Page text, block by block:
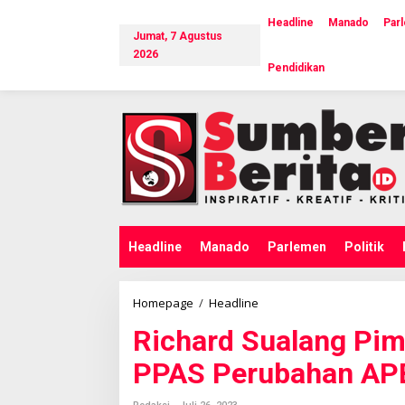
i
Jumat, 7 Agustus
2026
Headline Manado
Pendidikan
Headline Manado Parlemen Politik
Homepage / Headline
c
h
a
r
Richard Sualang
PPAS Perubahan